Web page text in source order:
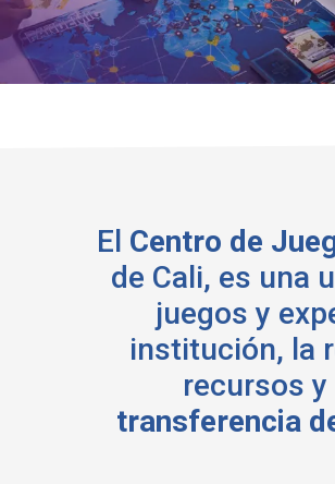
El Centro de
de Cali, es una
juegos y
institución, la
recursos
transferencia